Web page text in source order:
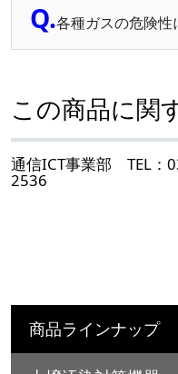
Q.各種ガスの危険性
この商品に関
通信ICT事業部 TEL：
2536
商品ラインナップ